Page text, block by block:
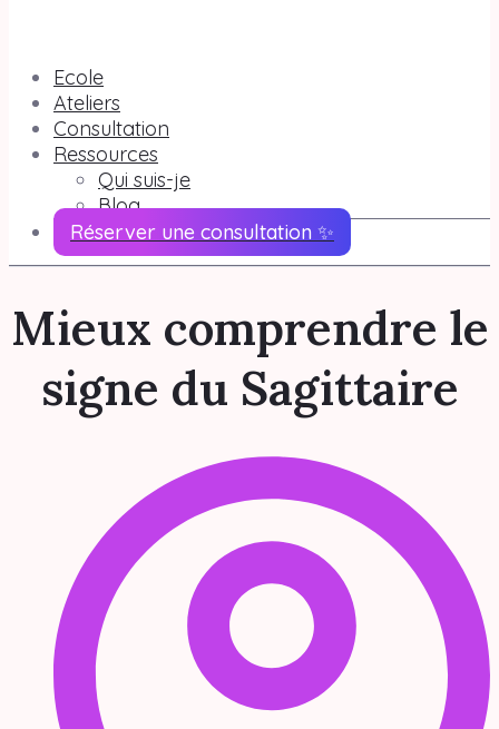
Ecole
Ateliers
Consultation
Ressources
Qui suis-je
Blog
Réserver une consultation ✨
Mieux comprendre le
signe du Sagittaire